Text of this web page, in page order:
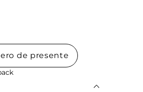
de presente